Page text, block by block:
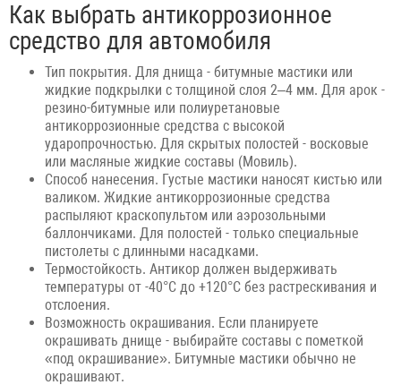
Как выбрать антикоррозионное
средство для автомобиля
Тип покрытия. Для днища - битумные мастики или
жидкие подкрылки с толщиной слоя 2–4 мм. Для арок -
резино-битумные или полиуретановые
антикоррозионные средства с высокой
ударопрочностью. Для скрытых полостей - восковые
или масляные жидкие составы (Мовиль).
Способ нанесения. Густые мастики наносят кистью или
валиком. Жидкие антикоррозионные средства
распыляют краскопультом или аэрозольными
баллончиками. Для полостей - только специальные
пистолеты с длинными насадками.
Термостойкость. Антикор должен выдерживать
температуры от -40°C до +120°C без растрескивания и
отслоения.
Возможность окрашивания. Если планируете
окрашивать днище - выбирайте составы с пометкой
«под окрашивание». Битумные мастики обычно не
окрашивают.